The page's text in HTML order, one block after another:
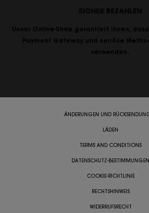
SICHER BEZAHLEN
Unser Online-Shop garantiert Ihnen, dass
Payment Gateway und seriöse
verwenden.
ÄNDERUNGEN UND
LÄDEN
TERMS AND CONDITIONS
DATENSCHUTZ-BESTIMMUNGEN
COOKIE-RICHTLINIE
RECHTSHINWEIS
WIDERRUFSRECHT